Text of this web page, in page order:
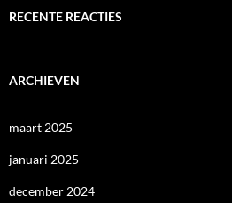
RECENTE REACTIES
ARCHIEVEN
maart 2025
januari 2025
december 2024